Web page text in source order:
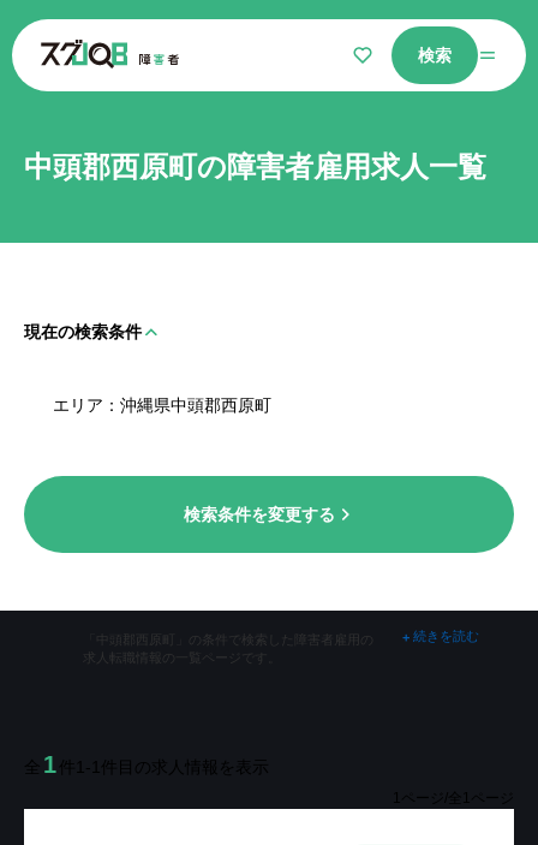
検索
仕事をさがす
気になるリスト
中頭郡西原町の障害者雇用求人一覧
現在の検索条件
エリア 沖縄県中頭郡西原町
検索条件を変更する
「中頭郡西原町」の条件で検索した障害者雇用の
求人転職情報の一覧ページです。
+ 続きを読む
1-1 件目の求人情報を表示
全 1 件
1 ページ/全 1 ページ